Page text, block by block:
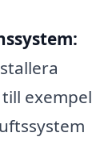
exempel